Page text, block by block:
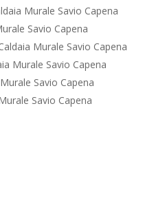
Murale Savio Capena
Savio Capena
Murale Savio Capena
Murale Savio Capena
Savio Capena
Savio Capena